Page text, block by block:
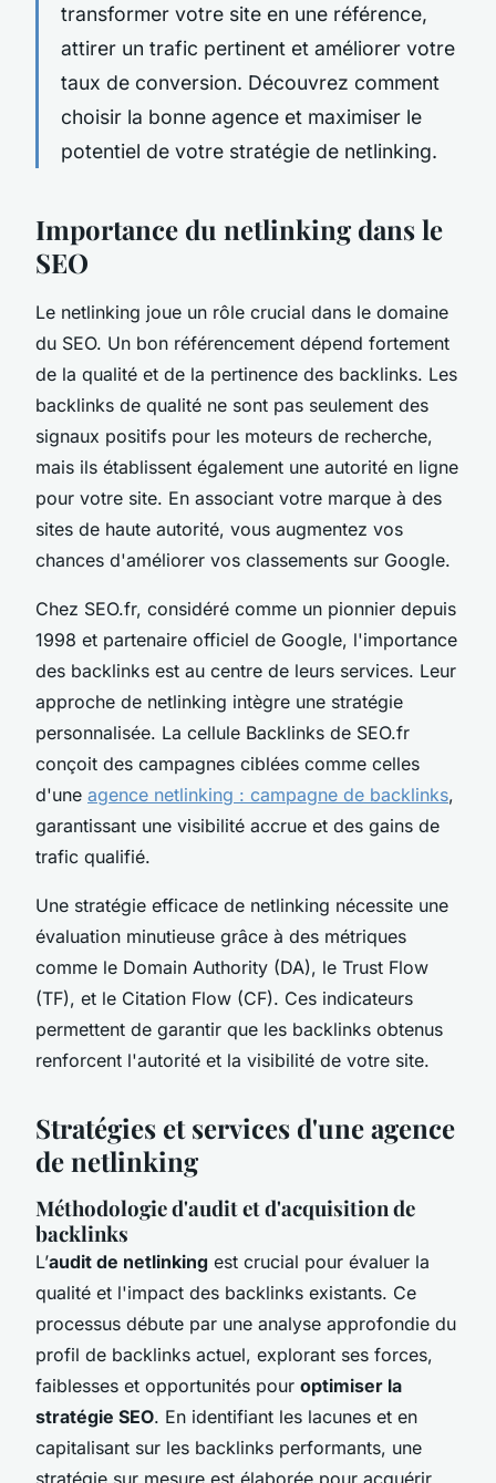
transformer votre site en une référence,
attirer un trafic pertinent et améliorer votre
taux de conversion. Découvrez comment
choisir la bonne agence et maximiser le
potentiel de votre stratégie de netlinking.
Importance du netlinking dans le
SEO
Le netlinking joue un rôle crucial dans le domaine
du SEO. Un bon référencement dépend fortement
de la qualité et de la pertinence des backlinks. Les
backlinks de qualité ne sont pas seulement des
signaux positifs pour les moteurs de recherche,
mais ils établissent également une autorité en ligne
pour votre site. En associant votre marque à des
sites de haute autorité, vous augmentez vos
chances d'améliorer vos classements sur Google.
Chez SEO.fr, considéré comme un pionnier depuis
1998 et partenaire officiel de Google, l'importance
des backlinks est au centre de leurs services. Leur
approche de netlinking intègre une stratégie
personnalisée. La cellule Backlinks de SEO.fr
conçoit des campagnes ciblées comme celles
d'une agence netlinking : campagne de backlinks,
garantissant une visibilité accrue et des gains de
trafic qualifié.
Une stratégie efficace de netlinking nécessite une
évaluation minutieuse grâce à des métriques
comme le Domain Authority (DA), le Trust Flow
(TF), et le Citation Flow (CF). Ces indicateurs
permettent de garantir que les backlinks obtenus
renforcent l'autorité et la visibilité de votre site.
Stratégies et services d'une agence
de netlinking
Méthodologie d'audit et d'acquisition de
backlinks
L’audit de netlinking est crucial pour évaluer la
qualité et l'impact des backlinks existants. Ce
processus débute par une analyse approfondie du
profil de backlinks actuel, explorant ses forces,
faiblesses et opportunités pour optimiser la
stratégie SEO. En identifiant les lacunes et en
capitalisant sur les backlinks performants, une
stratégie sur mesure est élaborée pour acquérir